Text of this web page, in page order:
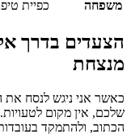
משפחה
כפיית
הצעדים בדרך
מנצחת
כאשר אני ניגש לנסח
שלכם, אין מקום
הכתוב, ולהתמקד